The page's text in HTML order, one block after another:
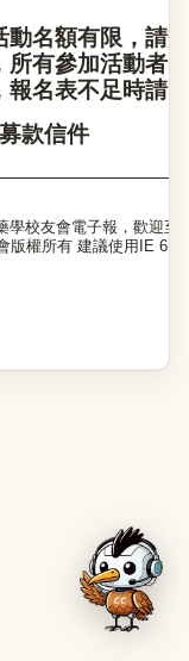
名額有限，請
有參加活動者
名表不足時請
款信件
學校友會電子報，歡迎至
版權所有 建議使用IE 6.0